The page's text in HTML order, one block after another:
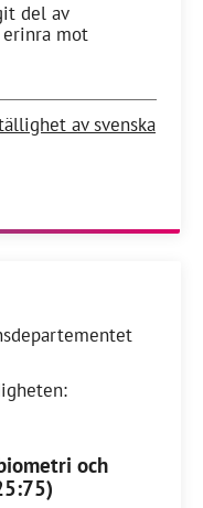
del av
mot
av svenska
och